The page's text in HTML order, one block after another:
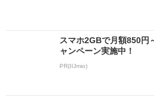
スマホ2GBで月額850円
ャンペーン実施中！
PR(IIJmio)